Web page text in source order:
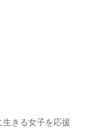
きる女子を応援